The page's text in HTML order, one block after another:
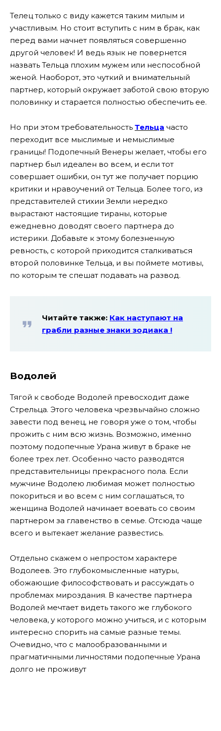
Телец только с виду кажется таким милым и
участливым. Но стоит вступить с ним в брак, как
перед вами начнет появляться совершенно
другой человек! И ведь язык не повернется
назвать Тельца плохим мужем или неспособной
женой. Наоборот, это чуткий и внимательный
партнер, который окружает заботой свою вторую
половинку и старается полностью обеспечить ее.
Но при этом требовательность Тельца часто
переходит все мыслимые и немыслимые
границы! Подопечный Венеры желает, чтобы его
партнер был идеален во всем, и если тот
совершает ошибки, он тут же получает порцию
критики и нравоучений от Тельца. Более того, из
представителей стихии Земли нередко
вырастают настоящие тираны, которые
ежедневно доводят своего партнера до
истерики. Добавьте к этому болезненную
ревность, с которой приходится сталкиваться
второй половинке Тельца, и вы поймете мотивы,
по которым те спешат подавать на развод.
Читайте также: Как наступают на
грабли разные знаки зодиака !
Водолей
Тягой к свободе Водолей превосходит даже
Стрельца. Этого человека чрезвычайно сложно
завести под венец, не говоря уже о том, чтобы
прожить с ним всю жизнь. Возможно, именно
поэтому подопечные Урана живут в браке не
более трех лет. Особенно часто разводятся
представительницы прекрасного пола. Если
мужчине Водолею любимая может полностью
покориться и во всем с ним соглашаться, то
женщина Водолей начинает воевать со своим
партнером за главенство в семье. Отсюда чаще
всего и вытекает желание развестись.
Отдельно скажем о непростом характере
Водолеев. Это глубокомысленные натуры,
обожающие философствовать и рассуждать о
проблемах мироздания. В качестве партнера
Водолей мечтает видеть такого же глубокого
человека, у которого можно учиться, и с которым
интересно спорить на самые разные темы.
Очевидно, что с малообразованными и
прагматичными личностями подопечные Урана
долго не проживут